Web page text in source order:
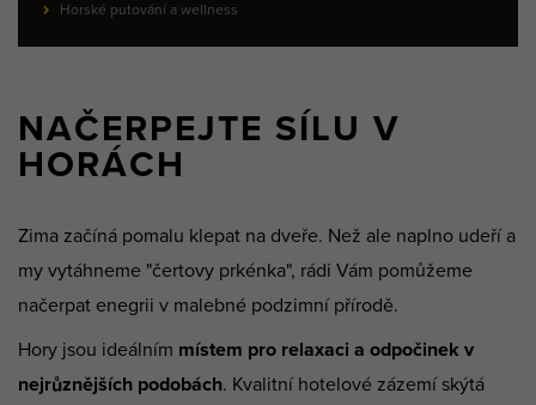
Horské putování a wellness
NAČERPEJTE SÍLU V
HORÁCH
Zima začíná pomalu klepat na dveře. Než ale naplno udeří a
my vytáhneme "čertovy prkénka", rádi Vám pomůžeme
načerpat enegrii v malebné podzimní přírodě.
Hory jsou ideálním místem pro relaxaci a odpočinek v
nejrůznějších podobách. Kvalitní hotelové zázemí skýtá